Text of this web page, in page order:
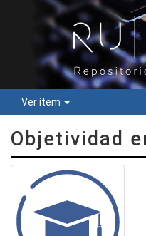
Ver ítem
Objetividad